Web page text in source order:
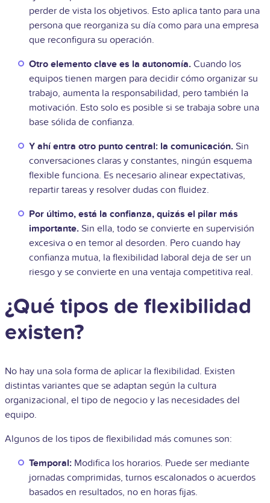
perder de vista los objetivos. Esto aplica tanto para una
persona que reorganiza su día como para una empresa
que reconfigura su operación.
Otro elemento clave es la autonomía. Cuando los
equipos tienen margen para decidir cómo organizar su
trabajo, aumenta la responsabilidad, pero también la
motivación. Esto solo es posible si se trabaja sobre una
base sólida de confianza.
Y ahí entra otro punto central: la comunicación. Sin
conversaciones claras y constantes, ningún esquema
flexible funciona. Es necesario alinear expectativas,
repartir tareas y resolver dudas con fluidez.
Por último, está la confianza, quizás el pilar más
importante. Sin ella, todo se convierte en supervisión
excesiva o en temor al desorden. Pero cuando hay
confianza mutua, la flexibilidad laboral deja de ser un
riesgo y se convierte en una ventaja competitiva real.
¿Qué tipos de flexibilidad
existen?
No hay una sola forma de aplicar la flexibilidad. Existen
distintas variantes que se adaptan según la cultura
organizacional, el tipo de negocio y las necesidades del
equipo.
Algunos de los tipos de flexibilidad más comunes son:
Temporal: Modifica los horarios. Puede ser mediante
jornadas comprimidas, turnos escalonados o acuerdos
basados en resultados, no en horas fijas.